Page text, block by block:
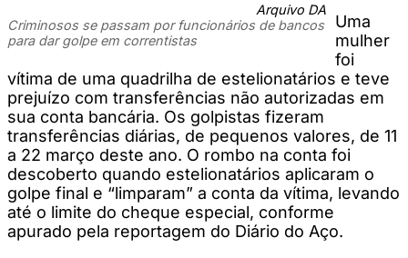
Arquivo DA
Criminosos se passam por funcionários de bancos
para dar golpe em correntistas
Uma
mulher
foi
vítima de uma quadrilha de estelionatários e teve
prejuízo com transferências não autorizadas em
sua conta bancária. Os golpistas fizeram
transferências diárias, de pequenos valores, de 11
a 22 março deste ano. O rombo na conta foi
descoberto quando estelionatários aplicaram o
golpe final e “limparam” a conta da vítima, levando
até o limite do cheque especial, conforme
apurado pela reportagem do Diário do Aço.